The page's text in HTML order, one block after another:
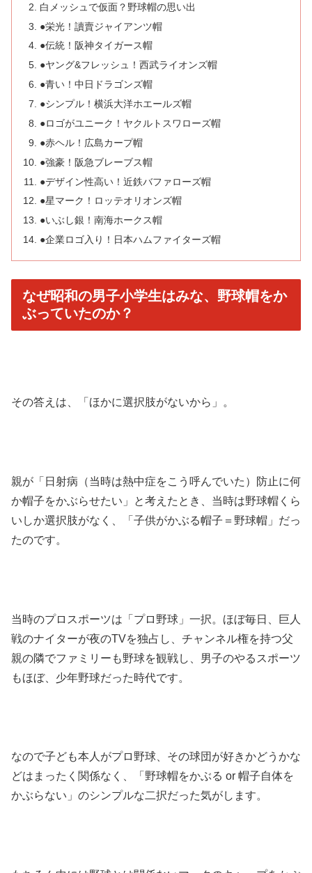
白メッシュで仮面？野球帽の思い出
●栄光！讀賣ジャイアンツ帽
●伝統！阪神タイガース帽
●ヤング&フレッシュ！西武ライオンズ帽
●青い！中日ドラゴンズ帽
●シンプル！横浜大洋ホエールズ帽
●ロゴがユニーク！ヤクルトスワローズ帽
●赤ヘル！広島カープ帽
●強豪！阪急ブレーブス帽
●デザイン性高い！近鉄バファローズ帽
●星マーク！ロッテオリオンズ帽
●いぶし銀！南海ホークス帽
●企業ロゴ入り！日本ハムファイターズ帽
なぜ昭和の男子小学生はみな、野球帽をか
ぶっていたのか？
その答えは、「ほかに選択肢がないから」。
親が「日射病（当時は熱中症をこう呼んでいた）
防止に何
か帽子をかぶらせたい」と考えたとき、 当時は野球帽くら
いしか選択肢がなく、「子供がかぶる帽子＝ 野球帽」だっ
たのです。
当時のプロスポーツは「プロ野球」一択。ほぼ毎日、
巨人
戦のナイターが夜のTVを独占し、 チャンネル権を持つ父
親の隣でファミリーも野球を観戦し、 男子のやるスポーツ
もほぼ、少年野球だった時代です。
なので子ども本人がプロ野球、 その球団が好きかどうかな
どはまったく関係なく、「 野球帽をかぶる or 帽子自体を
かぶらない」 のシンプルな二択だった気がします。